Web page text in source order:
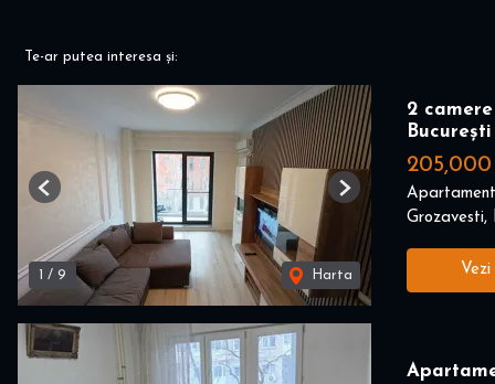
Te-ar putea interesa și:
/ 9 Harta
Previous Next
2
București
Grozavesti,